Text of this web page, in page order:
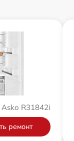
R31842i
ремонт